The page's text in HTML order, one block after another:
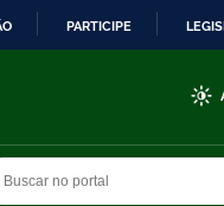
PARTICIPE